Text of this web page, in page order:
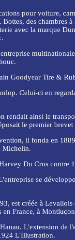
pour voiture,
des chambres
avec la marque
Goodyear Tire &
Celui-ci en
rendait ainsi le
le premier
il fonda en
Michelin.
Du Cros contre
se
est créée à
en France, à
L'extension de
L'Illustration.